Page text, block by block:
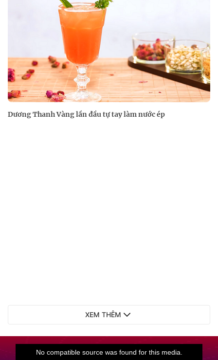
Dương Thanh Vàng lần đầu tự tay làm nước ép
XEM THÊM